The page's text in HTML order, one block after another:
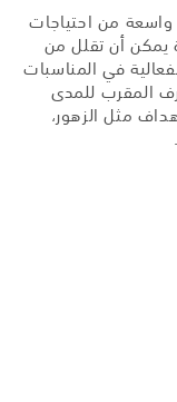
مجموعة واسعة من احتياجات
أن تقلل من
في المناسبات
المقرب للمدى
مثل الزهور،